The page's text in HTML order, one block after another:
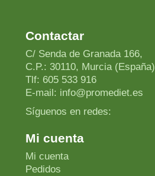
Contactar
C/ Senda de Granada 166,
C.P.: 30110, Murcia (España)
Tlf: 605 533 916
E-mail: info@promediet.es
Síguenos en redes:
Mi cuenta
Mi cuenta
Pedidos